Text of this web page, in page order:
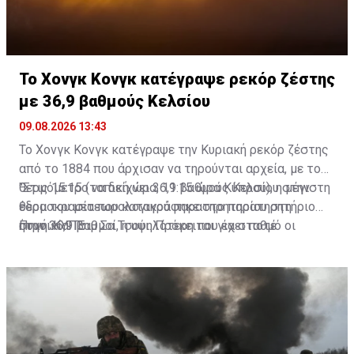
Το Χονγκ Κονγκ κατέγραψε ρεκόρ ζέστης
με 36,9 βαθμούς Κελσίου
09.08.2026 13:43
Το Χονγκ Κονγκ κατέγραψε την Κυριακή ρεκόρ ζέστης
από το 1884 που άρχισαν να τηρούνται αρχεία, με το
θερμόμετρο να δείχνει 36,9 βαθμούς Κελσίου στην
έδρα του μετεωρολογικού παρατηρητηρίου στη
συνοικία Τσιμ Σα Τσούι. Πρόκειται για σταθμό οι
"Στις 15:15 (τοπική ώρα, 11:15 ώρα Κύπρου), η μέγιστη
θερμοκρασία που καταγράφηκε στο παρατηρητήριο
ήταν 36,9 βαθμοί, η υψηλότερη που έχει ποτέ
Πηγή: ΚΥΠΕ